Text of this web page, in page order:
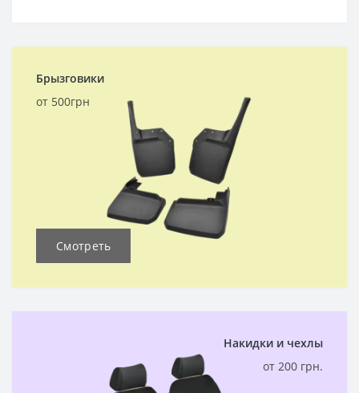
Брызговики
от 500грн
Смотреть
Накидки и чехлы
от 200 грн.